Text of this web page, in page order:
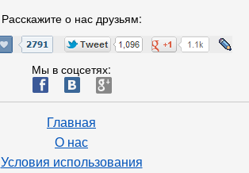
Расскажите о нас друзьям:
Мы в соцсетях:
ä æ è
Главная
О нас
Условия использования